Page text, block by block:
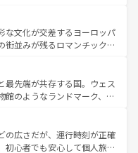
が異なるスペインはその個
性で訪れる人を魅了する。 なお、新着のスペイン情報は コ
い。
。華麗な宮殿、歴史的な大
豊かな自然が、訪れる者を心
スは美食の国としても知ら
るランス、プロヴァンスの
多彩な楽しみ方が可能だ。さ
力が溢れており、どの街角に
で全く異なる文化を体験で
着のフランス情報はコンテンツ一覧
な文化が交差するヨーロッパ
街並みが残るロマンチック街
ても飽きることがない。ベ
ルン州のアルプスの絶景、そ
といった風景は必見。ビール
い。 なお、新着の
を参照してほしい。
最先端が共存する国。ウェス
館のようなランドマーク、歴
また、優雅なアフタヌーン
らない英国パブ、サッカー観
る体験も豊富。イギリスを旅
の広さだが、運行時刻が正確
初心者でも安心して個人旅行